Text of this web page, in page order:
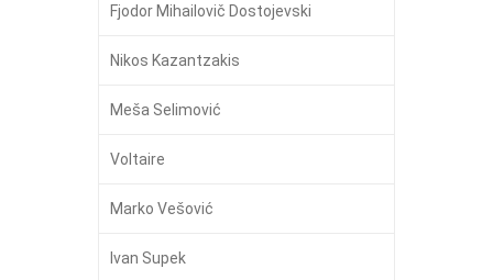
Fjodor Mihailovič Dostojevski
Nikos Kazantzakis
Meša Selimović
Voltaire
Marko Vešović
Ivan Supek